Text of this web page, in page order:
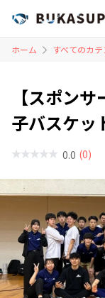
ホーム すべてのカテ
【スポン
子バスケッ
0.0 (0)